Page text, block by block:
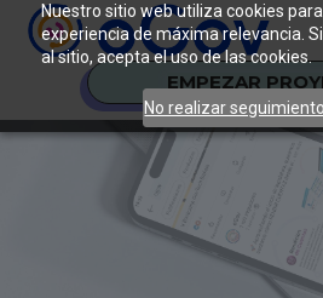
Nuestro sitio web utiliza cookies
experiencia de máxima relevancia.
al sitio, acepta el uso de las cookies.
No realizar seguimiento
EMPEZAR